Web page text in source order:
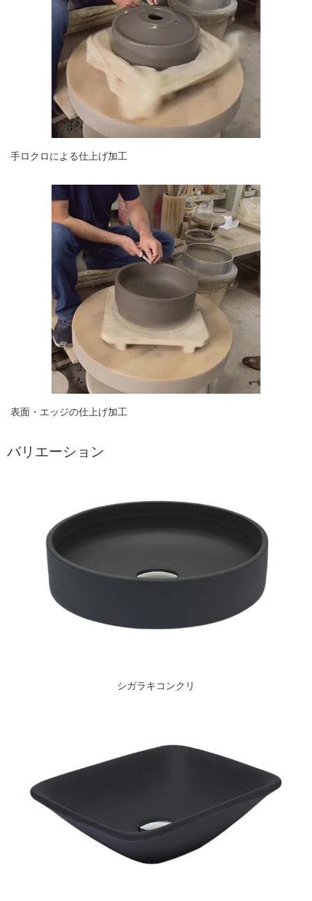
手ロクロによる仕上げ加工
表面・エッジの仕上げ加工
バリエーション
シガラキコンクリ